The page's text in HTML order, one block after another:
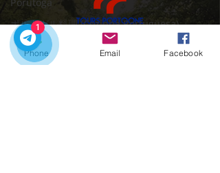
ポルトガル料理 (Cozinha Portuguesa)
ポルトの美食の(Delícias culinárias)
美食体験 (Experiências Gastronómicas)
プライベートツアーでポルトガルを探索する
Phone Email Facebook
1